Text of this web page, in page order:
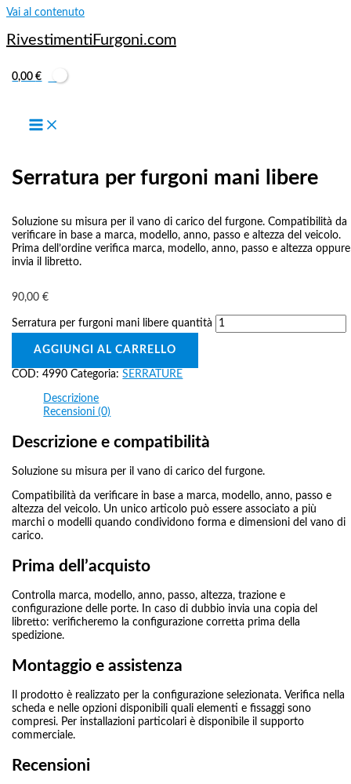
Vai al contenuto
RivestimentiFurgoni.com
0,00€
Serratura per furgoni mani libere
90,00€
Soluzione su misura per il vano di carico del furgone. Compatibilità da
verificare in base a marca, modello, anno, passo e altezza del veicolo.
Prima dell’ordine verifica marca, modello, anno, passo e altezza oppure
invia il libretto.
Serratura per furgoni mani libere quantità
AGGIUNGI AL CARRELLO
COD:4990 Categoria:SERRATURE
Descrizione
Recensioni (0)
Descrizione e compatibilità
Soluzione su misura per il vano di carico del furgone.
Compatibilità da verificare in base a marca, modello, anno, passo e
altezza del veicolo. Un unico articolo può essere associato a più
marchi o modelli quando condividono forma e dimensioni del vano di
carico.
Prima dell’acquisto
Controlla marca, modello, anno, passo, altezza, trazione e
configurazione delle porte. In caso di dubbio invia una copia del
libretto: verificheremo la configurazione corretta prima della
spedizione.
Montaggio e assistenza
Il prodotto è realizzato per la configurazione selezionata. Verifica nella
scheda e nelle opzioni disponibili quali elementi e fissaggi sono
compresi. Per installazioni particolari è disponibile il supporto
commerciale.
Recensioni